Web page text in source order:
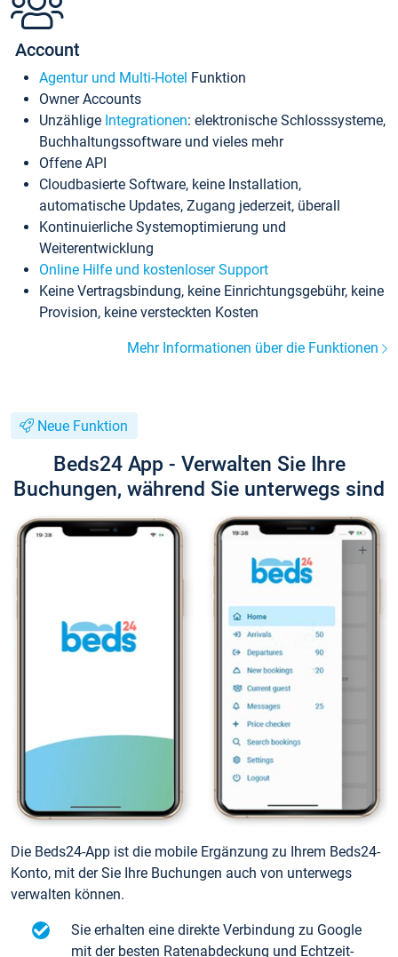
Account
Agentur und Multi-Hotel Funktion
Owner Accounts
Unzählige Integrationen: elektronische Schlosssysteme,
Buchhaltungssoftware und vieles mehr
Offene API
Cloudbasierte Software, keine Installation,
automatische Updates, Zugang jederzeit, überall
Kontinuierliche Systemoptimierung und
Weiterentwicklung
Online Hilfe und kostenloser Support
Keine Vertragsbindung, keine Einrichtungsgebühr, keine
Provision, keine versteckten Kosten
Mehr Informationen über die Funktionen
Neue Funktion
Beds24 App - Verwalten Sie Ihre
Buchungen, während Sie unterwegs sind
Die Beds24-App ist die mobile Ergänzung zu Ihrem Beds24-
Konto, mit der Sie Ihre Buchungen auch von unterwegs
verwalten können.
Sie erhalten eine direkte Verbindung zu Google
mit der besten Ratenabdeckung und Echtzeit-